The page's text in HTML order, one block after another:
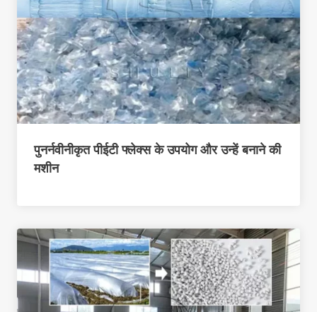
पुनर्नवीनीकृत पीईटी फ्लेक्स के उपयोग और उन्हें बनाने की
मशीन